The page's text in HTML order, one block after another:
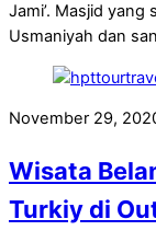
Jami’. Masjid
Usmaniyah dan
November 29,
Wisata
Turkiy di